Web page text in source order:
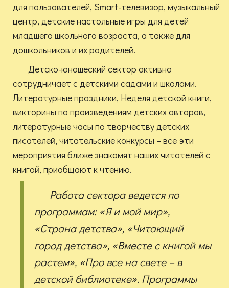
для пользователей, Smart-телевизор, музыкальный
центр, детские настольные игры для детей
младшего школьного возраста, а также для
дошкольников и их родителей.
Детско-юношеский сектор активно
сотрудничает с детскими садами и школами.
Литературные праздники, Неделя детской книги,
викторины по произведениям детских авторов,
литературные часы по творчеству детских
писателей, читательские конкурсы – все эти
мероприятия ближе знакомят наших читателей с
книгой, приобщают к чтению.
Работа сектора ведется по
программам: «Я и мой мир»,
«Страна детства», «Читающий
город детства», «Вместе с книгой мы
растем», «Про все на свете – в
детской библиотеке». Программы